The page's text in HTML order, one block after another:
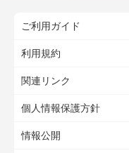
ご利用ガイド
利用規約
関連リンク
個人情報保護方針
情報公開